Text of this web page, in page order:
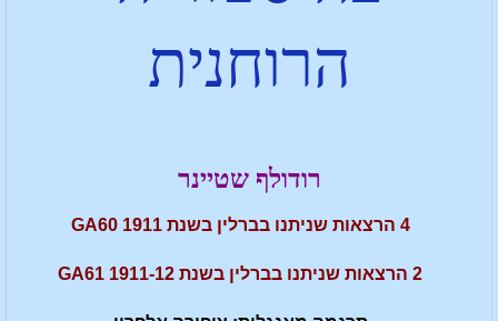
הרוחנית
רודולף שטיינר
4 הרצאות שניתנו בברלין בשנת 1911 GA60
2 הרצאות שניתנו בברלין בשנת 1911-12 GA61